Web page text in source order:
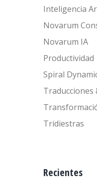
Inteligencia
Novarum
Novarum IA
Productividad
Spiral
Traducciones
Tridiestras
Recientes